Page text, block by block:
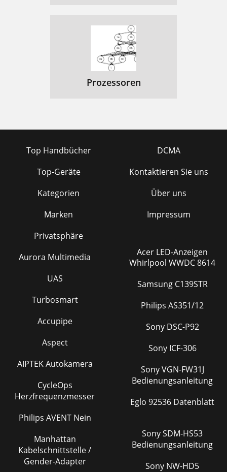
Prozessoren
Top Handbücher
Top-Geräte
Kategorien
Marken
Privatsphäre
DCMA
Kontaktieren Sie uns
Über uns
Impressum
Aurora Multimedia
UAS
Turbosmart
Accupipe
Aspect
AIPTEK Autokamera
CycleOps
Herzfrequenzmesser
Philips AVENT Nein
Manhattan
Kabelschnittstelle /
Gender-Adapter
Acer LED-Anzeigen
Whirlpool WWDC 8614
Samsung C139STR
Philips AS351/12
Sony DSC-P92
Sony ICF-306
Sony VGN-FW31J
Bedienungsanleitung
Eglo 92536 Datenblatt
Sony SDM-HS53
Bedienungsanleitung
Sony NW-HD5